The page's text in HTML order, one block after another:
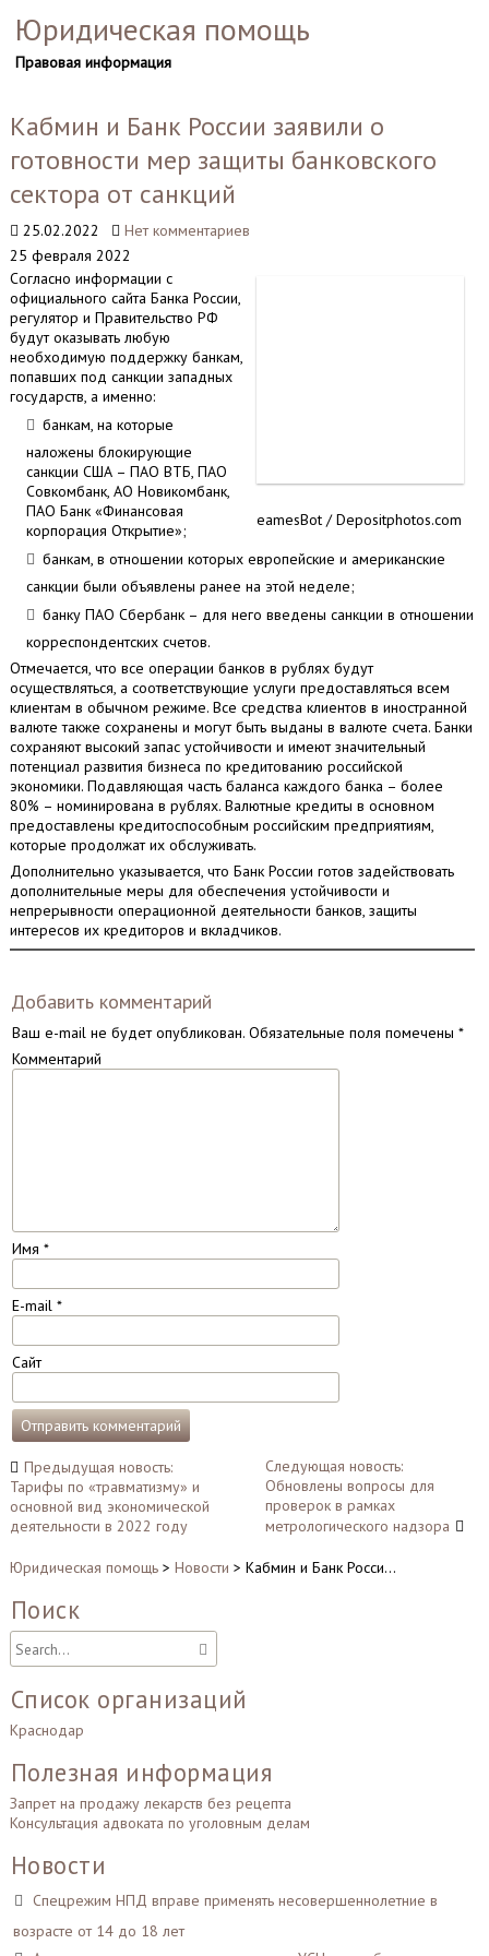
Юридическая помощь
Правовая информация
Кабмин и Банк России заявили о
готовности мер защиты банковского
сектора от санкций
25.02.2022
Нет комментариев
25 февраля 2022
eamesBot / Depositphotos.com
Согласно информации с
официального сайта Банка России,
регулятор и Правительство РФ
будут оказывать любую
необходимую поддержку банкам,
попавших под санкции западных
государств, а именно:
банкам, на которые
наложены блокирующие
санкции США – ПАО ВТБ, ПАО
Совкомбанк, АО Новикомбанк,
ПАО Банк «Финансовая
корпорация Открытие»;
банкам, в отношении которых европейские и американские
санкции были объявлены ранее на этой неделе;
банку ПАО Сбербанк – для него введены санкции в отношении
корреспондентских счетов.
Отмечается, что все операции банков в рублях будут
осуществляться, а соответствующие услуги предоставляться всем
клиентам в обычном режиме. Все средства клиентов в иностранной
валюте также сохранены и могут быть выданы в валюте счета. Банки
сохраняют высокий запас устойчивости и имеют значительный
потенциал развития бизнеса по кредитованию российской
экономики. Подавляющая часть баланса каждого банка – более
80% – номинирована в рублях. Валютные кредиты в основном
предоставлены кредитоспособным российским предприятиям,
которые продолжат их обслуживать.
Дополнительно указывается, что Банк России готов задействовать
дополнительные меры для обеспечения устойчивости и
непрерывности операционной деятельности банков, защиты
интересов их кредиторов и вкладчиков.
Добавить комментарий
Ваш e-mail не будет опубликован.Обязательные поля помечены *
Комментарий
Имя *
E-mail *
Сайт
Навигация
по
записям
Предыдущая новость:
Тарифы по «травматизму» и
основной вид экономической
деятельности в 2022 году
Следующая новость:
Обновлены вопросы для
проверок в рамках
метрологического надзора
Юридическая помощь> Новости > Кабмин и Банк Росси…
Поиск
Список организаций
Краснодар
Полезная информация
Запрет на продажу лекарств без рецепта
Консультация адвоката по уголовным делам
Новости
Спецрежим НПД вправе применять несовершеннолетние в
возрасте от 14 до 18 лет